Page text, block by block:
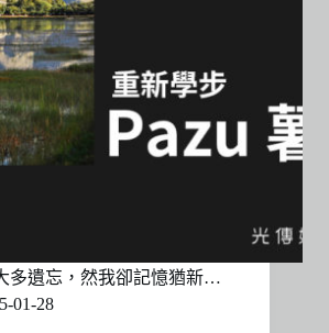
多遺忘，然我卻記憶猶新…
01-28